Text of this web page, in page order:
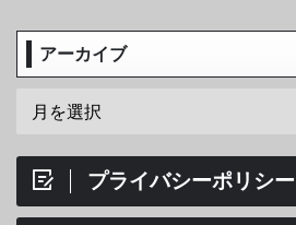
アーカイブ
プライバシーポリシー